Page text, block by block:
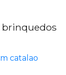
brinquedos
catalao